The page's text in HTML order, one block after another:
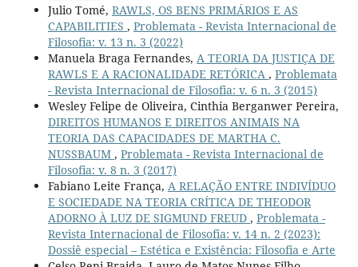
Julio Tomé, RAWLS, OS BENS PRIMÁRIOS E AS
CAPABILITIES , Problemata - Revista Internacional de
Filosofia: v. 13 n. 3 (2022)
Manuela Braga Fernandes, A TEORIA DA JUSTIÇA DE
RAWLS E A RACIONALIDADE RETÓRICA , Problemata
- Revista Internacional de Filosofia: v. 6 n. 3 (2015)
Wesley Felipe de Oliveira, Cinthia Berganwer Pereira,
DIREITOS HUMANOS E DIREITOS ANIMAIS NA
TEORIA DAS CAPACIDADES DE MARTHA C.
NUSSBAUM , Problemata - Revista Internacional de
Filosofia: v. 8 n. 3 (2017)
Fabiano Leite França, A RELAÇÃO ENTRE INDIVÍDUO
E SOCIEDADE NA TEORIA CRÍTICA DE THEODOR
ADORNO À LUZ DE SIGMUND FREUD , Problemata -
Revista Internacional de Filosofia: v. 14 n. 2 (2023):
Dossiê especial – Estética e Existência: Filosofia e Arte